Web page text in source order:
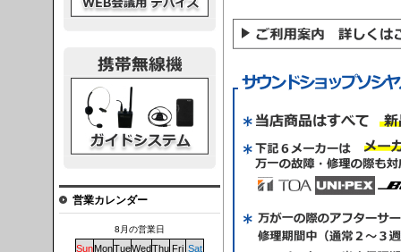
営業カレンダー
8月の営業日
SunMonTueWedThu Fri Sat